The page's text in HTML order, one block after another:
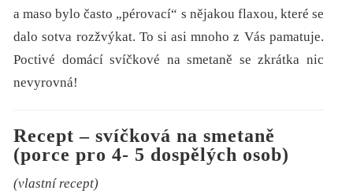
a maso bylo často „pérovací“ s nějakou flaxou, které se
dalo sotva rozžvýkat. To si asi mnoho z Vás pamatuje.
Poctivé domácí svíčkové na smetaně se zkrátka nic
nevyrovná!
Recept – svíčková na smetaně
(porce pro 4- 5 dospělých osob)
(vlastní recept)